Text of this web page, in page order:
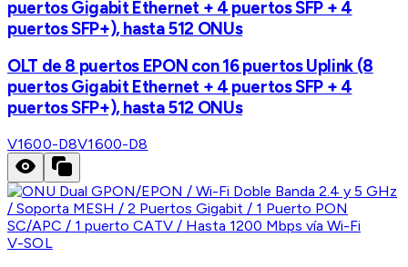
puertos Gigabit Ethernet + 4 puertos SFP + 4
puertos SFP+), hasta 512 ONUs
OLT de 8 puertos EPON con 16 puertos Uplink (8
puertos Gigabit Ethernet + 4 puertos SFP + 4
puertos SFP+), hasta 512 ONUs
V1600-D8V1600-D8
V-SOL